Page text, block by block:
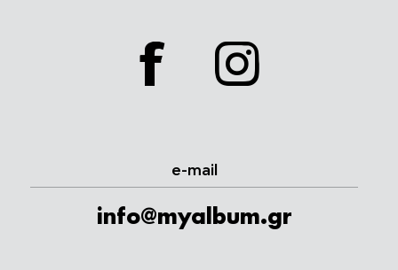
facebook
e-mail
info@myalbum.gr